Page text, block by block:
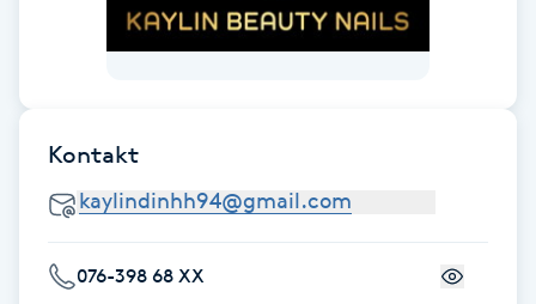
Fransar
Fransborttagning
Fransfärgning
Kontakt
076-398 68 XX